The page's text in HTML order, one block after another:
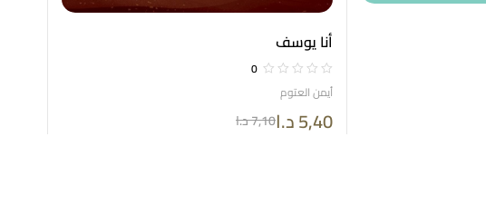
أنا يوسف
0
أيمن العتوم
7,10د.ا 5,40د.ا